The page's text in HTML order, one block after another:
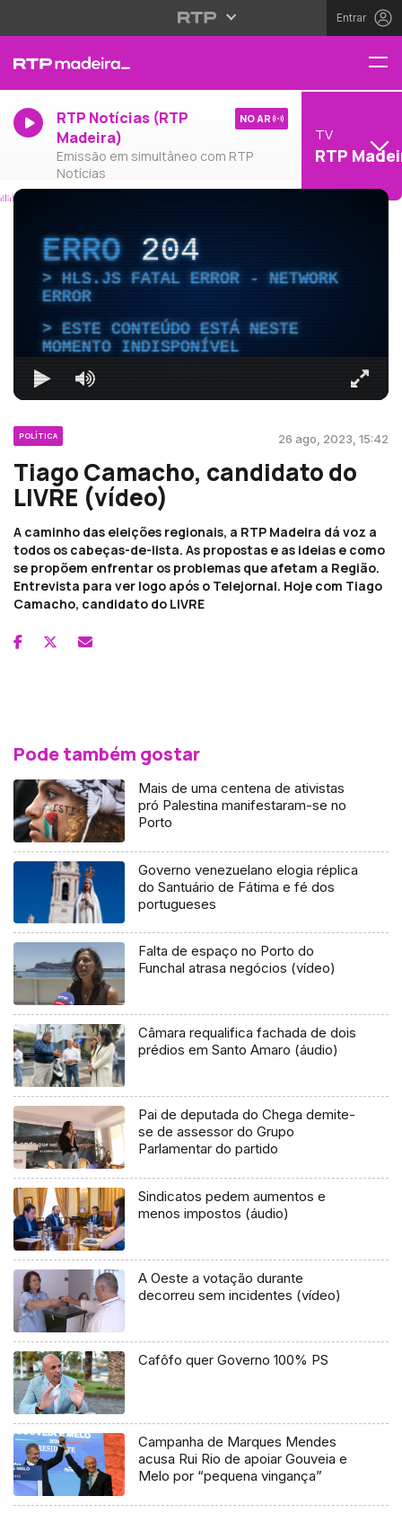
Entrar
RTP Notícias (RTP
Madeira)
Emissão em simultâneo com RTP
Notícias
NO AR
TV
RTP
ERRO204
HLS.JS FATAL ERROR - NETWORK
ERROR
ESTE CONTEÚDO ESTÁ NESTE
MOMENTO INDISPONÍVEL
POLÍTICA 26 ago, 2023, 15:42
Tiago Camacho, candidato do
LIVRE (vídeo)
A caminho das eleições regionais, a RTP Madeira dá voz a
todos os cabeças-de-lista. As propostas e as ideias e como
se propõem enfrentar os problemas que afetam a Região.
Entrevista para ver logo após o Telejornal. Hoje com Tiago
Camacho, candidato do LIVRE
Pode também gostar
Mais de uma centena de ativistas
pró Palestina manifestaram-se no
Porto
Governo venezuelano elogia réplica
do Santuário de Fátima e fé dos
portugueses
Falta de espaço no Porto do
Funchal atrasa negócios (vídeo)
Câmara requalifica fachada de dois
prédios em Santo Amaro (áudio)
Pai de deputada do Chega demite-
se de assessor do Grupo
Parlamentar do partido
Sindicatos pedem aumentos e
menos impostos (áudio)
A Oeste a votação durante
decorreu sem incidentes (vídeo)
Cafôfo quer Governo 100% PS
Campanha de Marques Mendes
acusa Rui Rio de apoiar Gouveia e
Melo por “pequena vingança”